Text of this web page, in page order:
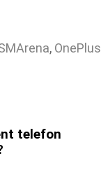
, OnePlus
telefon